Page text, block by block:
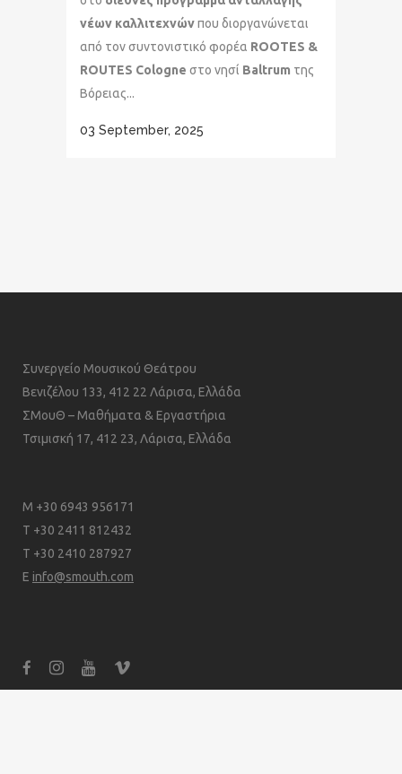
νέων καλλιτεχνώνπου διοργανώνεται
από τον συντονιστικό φορέα ROOTES &
ROUTES Cologne στο νησί Baltrum της
Βόρειας...
03 September, 2025
Συνεργείο Μουσικού Θεάτρου
Βενιζέλου 133, 412 22 Λάρισα, Ελλάδα
ΣΜουΘ – Μαθήματα & Εργαστήρια
Τσιμισκή 17, 412 23, Λάρισα, Ελλάδα
M +30 6943 956171
T +30 2411 812432
T +30 2410 287927
E info@smouth.com